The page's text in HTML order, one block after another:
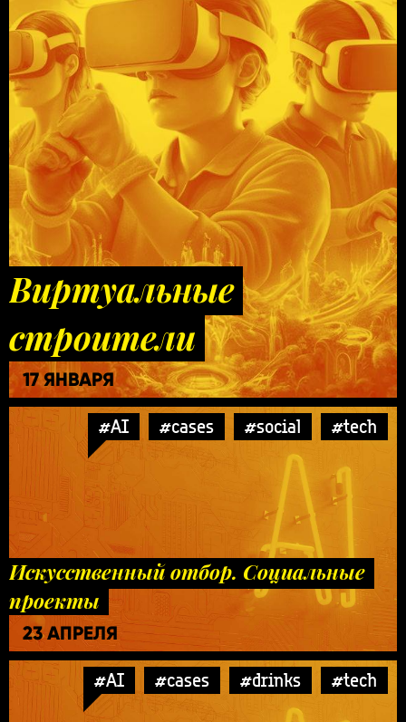
Виртуальные
строители
17 ЯНВАРЯ
#AI #cases #social #tech
Искусственный отбор. Социальные
проекты
23 АПРЕЛЯ
#AI #cases #drinks #tech